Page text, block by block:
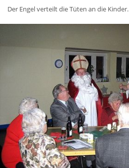
Der Engel verteilt die Tüten an die Kinder.